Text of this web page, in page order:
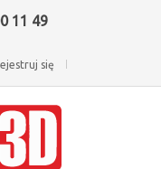
11 49
się